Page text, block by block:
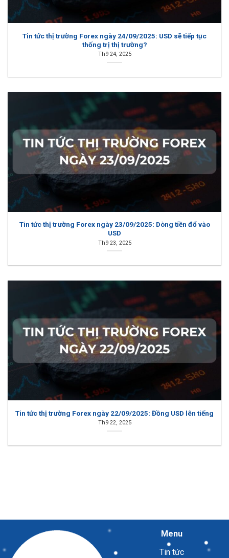
Tin tức thị trường Forex ngày 24/09/2025: USD sẽ tiếp tục
thống trị thị trường?
Th9 24, 2025
Tin tức thị trường Forex ngày 23/09/2025: Dòng tiền đổ vào
USD
Th9 23, 2025
Tin tức thị trường Forex ngày 22/09/2025: Đồng USD lên tiếng
Th9 22, 2025
Menu
Tin tức